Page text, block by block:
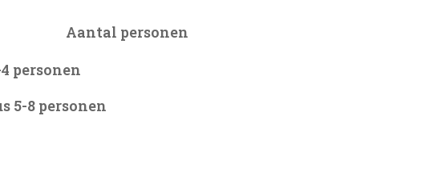
Aantal personen
personen
5-8 personen